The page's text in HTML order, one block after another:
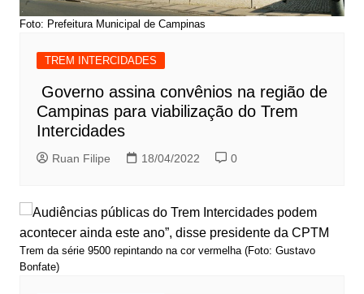
Foto: Prefeitura Municipal de Campinas
TREM INTERCIDADES
Governo assina convênios na região de
Campinas para viabilização do Trem
Intercidades
Ruan Filipe 18/04/2022 0
Trem da série 9500 repintando na cor vermelha (Foto: Gustavo
Bonfate)